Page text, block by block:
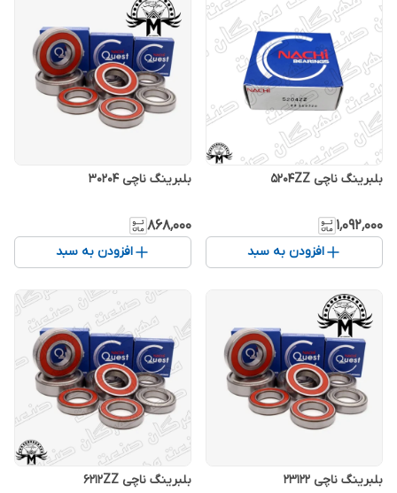
بلبرینگ ناچی 5204ZZ
۱٬۰۹۲٬۰۰۰
افزودن به سبد
بلبرینگ ناچی 30204
۸۶۸٬۰۰۰
افزودن به سبد
بلبرینگ ناچی 23122 بلبرینگ ناچی 6212ZZ